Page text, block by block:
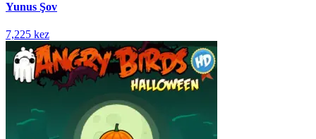
Yunus Şov
7,225 kez